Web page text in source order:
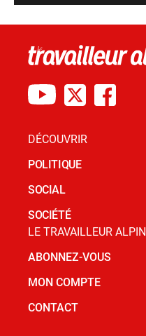
DÉCOUVRIR
POLITIQUE
SOCIAL
SOCIÉTÉ
LE TRAVAILLEUR ALPIN
ABONNEZ-VOUS
MON COMPTE
CONTACT